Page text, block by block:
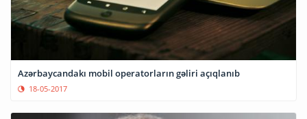
Azərbaycandakı mobil operatorların gəliri açıqlanıb
18-05-2017